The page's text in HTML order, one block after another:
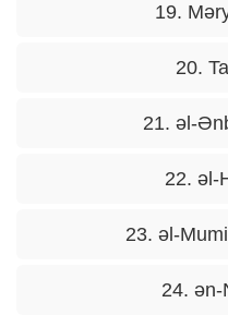
19.
20.
21. əl-
22. əl-
23. əl-
24. ən-